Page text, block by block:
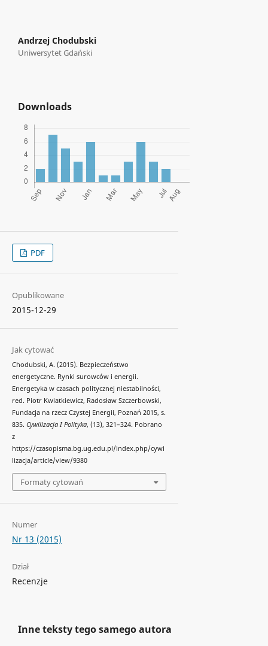
Andrzej Chodubski
Uniwersytet Gdański
Downloads
PDF
Opublikowane
2015-12-29
Jak cytować
Chodubski, A. (2015). Bezpieczeństwo
energetyczne. Rynki surowców i energii.
Energetyka w czasach politycznej niestabilności,
red. Piotr Kwiatkiewicz, Radosław Szczerbowski,
Fundacja na rzecz Czystej Energii, Poznań 2015, s.
835. Cywilizacja I Polityka, (13), 321–324. Pobrano
z
https://czasopisma.bg.ug.edu.pl/index.php/cywi
lizacja/article/view/9380
Formaty cytowań
Numer
Nr 13 (2015)
Dział
Recenzje
Inne teksty tego samego autora